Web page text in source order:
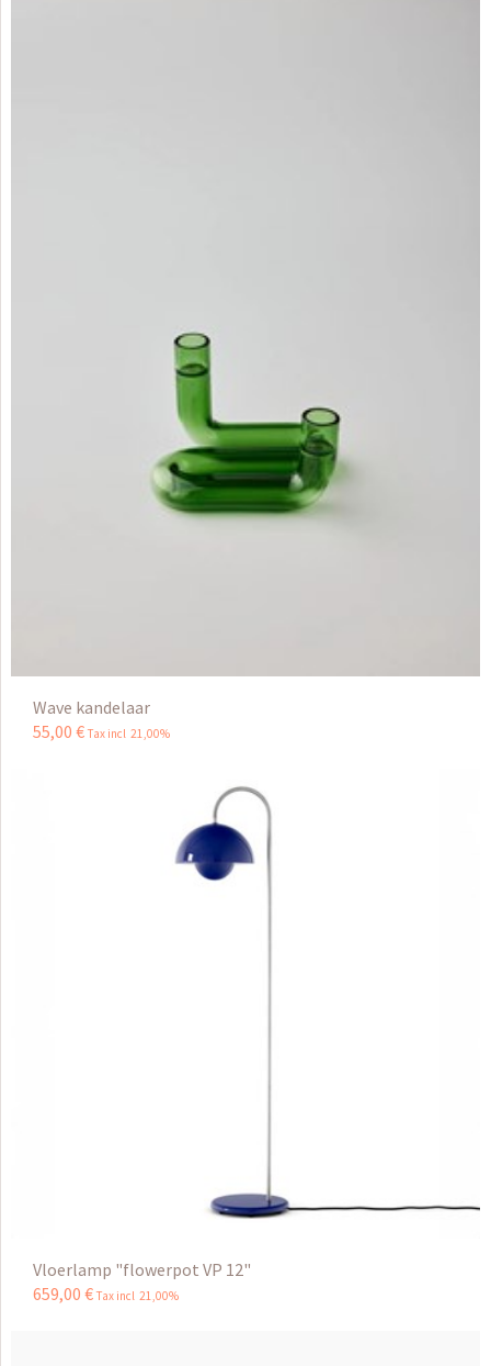
Wave kandelaar
55,00 € Tax incl 21,00%
Vloerlamp "flowerpot VP 12"
659,00 € Tax incl 21,00%